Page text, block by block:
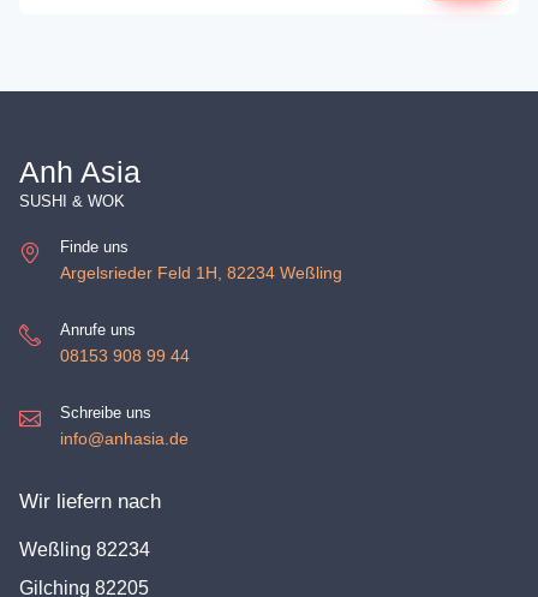
Anh Asia
SUSHI & WOK
Finde uns
Argelsrieder Feld 1H, 82234 Weßling
Anrufe uns
08153 908 99 44
Schreibe uns
info@anhasia.de
Wir liefern nach
Weßling 82234
Gilching 82205